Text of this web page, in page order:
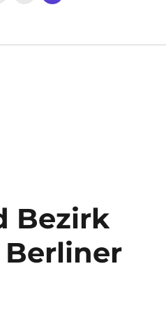
Bezirk
Berliner